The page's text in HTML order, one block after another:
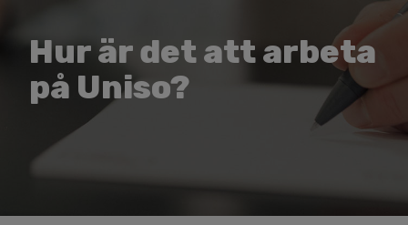
Hur är det att arbeta
på Uniso?